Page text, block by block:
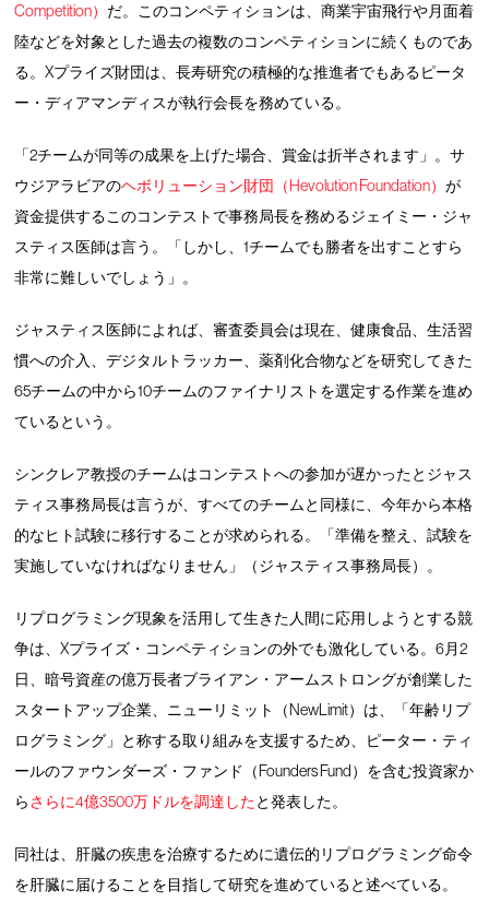
Competition） だ。このコンペティションは、商業宇宙飛行や月面着
陸などを対象とした過去の複数のコンペティションに続くものであ
る。Xプライズ財団は、長寿研究の積極的な推進者でもあるピータ
ー・ディアマンディスが執行会長を務めている。
「2チームが同等の成果を上げた場合、賞金は折半されます」。サ
ウジアラビアのヘボリューション財団（Hevolution Foundation）が
資金提供するこのコンテストで事務局長を務めるジェイミー・ジャ
スティス医師は言う。「しかし、1チームでも勝者を出すことすら
非常に難しいでしょう」。
ジャスティス医師によれば、審査委員会は現在、健康食品、生活習
慣への介入、デジタルトラッカー、薬剤化合物などを研究してきた
65チームの中から10チームのファイナリストを選定する作業を進め
ているという。
シンクレア教授のチームはコンテストへの参加が遅かったとジャス
ティス事務局長は言うが、すべてのチームと同様に、今年から本格
的なヒト試験に移行することが求められる。「準備を整え、試験を
実施していなければなりません」（ジャスティス事務局長）。
リプログラミング現象を活用して生きた人間に応用しようとする競
争は、Xプライズ・コンペティションの外でも激化している。6月2
日、暗号資産の億万長者ブライアン・アームストロングが創業した
スタートアップ企業、ニューリミット（NewLimit）は、「年齢リプ
ログラミング」と称する取り組みを支援するため、ピーター・ティ
ールのファウンダーズ・ファンド（Founders Fund）を含む投資家か
らさらに4億3500万ドルを調達したと発表した。
同社は、肝臓の疾患を治療するために遺伝的リプログラミング命令
を肝臓に届けることを目指して研究を進めていると述べている。